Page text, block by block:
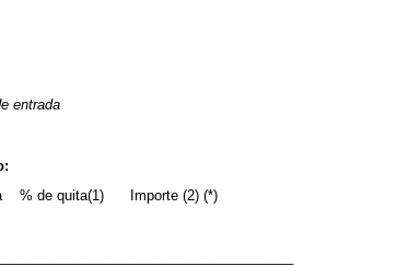
entrada
% de quita(1) Importe (2) (*)